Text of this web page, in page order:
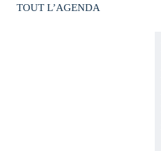
TOUT L’AGENDA